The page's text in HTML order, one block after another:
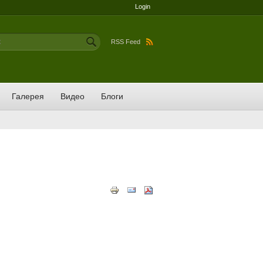
Login
RSS Feed
поиска
Галерея Видео Блоги